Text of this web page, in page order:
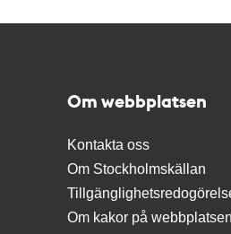
Om webbplatsen
Kontakta oss
Om Stockholmskällan
Om kakor på webbplatsen